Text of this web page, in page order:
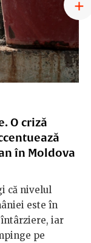
O criză
în Moldova
că nivelul
este în
întârziere, iar
pe